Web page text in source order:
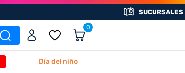
SUCURSALES
0
Día del niño